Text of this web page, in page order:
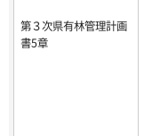
第３次県有林管理計画
書5章